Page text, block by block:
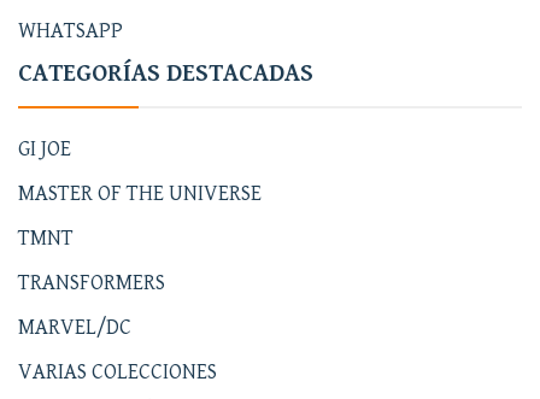
WHATSAPP
CATEGORÍAS DESTACADAS
GI JOE
MASTER OF THE UNIVERSE
TMNT
TRANSFORMERS
MARVEL/DC
VARIAS COLECCIONES